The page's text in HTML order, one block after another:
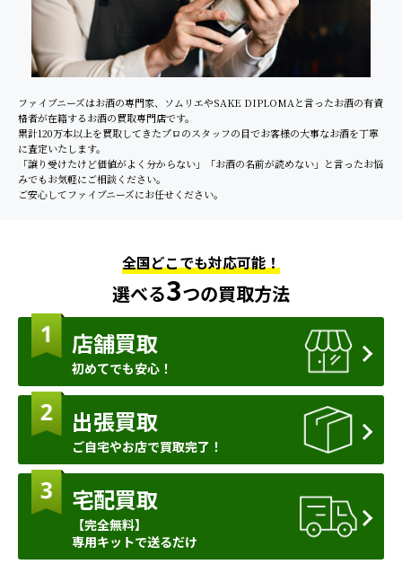
ファイブニーズはお酒の専門家、ソムリエやSAKE DIPLOMAと言ったお酒の有資
格者が在籍するお酒の買取専門店です。
累計120万本以上を買取してきたプロのスタッフの目でお客様の大事なお酒を丁寧
に査定いたします。
「譲り受けたけど価値がよく分からない」「お酒の名前が読めない」と言ったお悩
みでもお気軽にご相談ください。
ご安心してファイブニーズにお任せください。
全国どこでも対応可能！
選べる3つの買取方法
店舗買取
初めてでも安心！
出張買取
ご自宅やお店で買取完了！
宅配買取
【完全無料】
専用キットで送るだけ